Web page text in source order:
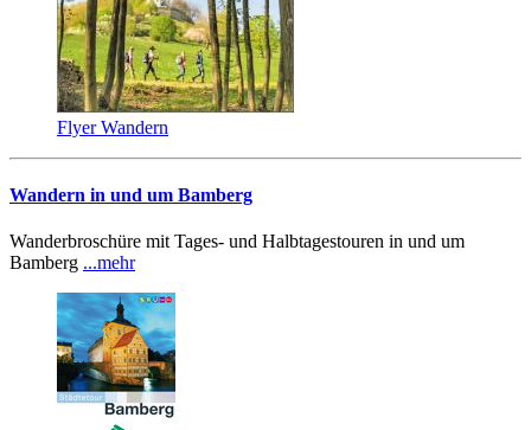
Flyer Wandern
Wandern in und um Bamberg
Wanderbroschüre mit Tages- und Halbtagestouren in und um
Bamberg ...mehr